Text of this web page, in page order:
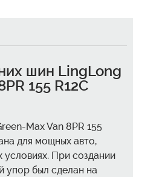
шин LingLong
155 R12C
Max Van 8PR 155
для мощных авто,
условиях. При создании
упор был сделан на